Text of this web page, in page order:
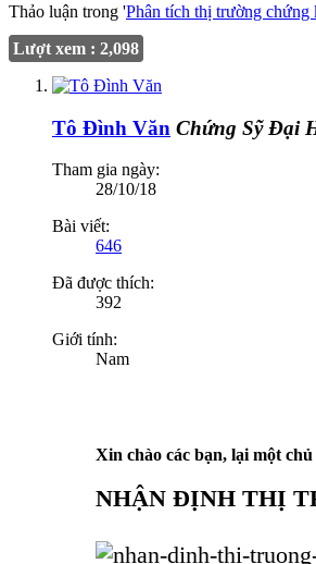
Thảo luận trong 'Phân tích thị trường
Lượt xem : 2,098
Tô Đình Văn Chứng Sỹ Đại
Tham gia ngày:
28/10/18
Bài viết:
646
Đã được thích:
392
Giới tính:
Nam
Xin chào các bạn, lại một
NHẬN ĐỊNH THỊ